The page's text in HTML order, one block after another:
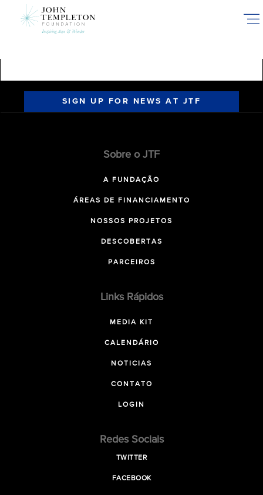
SIGN UP FOR NEWS AT JTF
Sobre o JTF
A FUNDAÇÃO
ÁREAS DE FINANCIAMENTO
NOSSOS PROJETOS
DESCOBERTAS
PARCEIROS
Links Rápidos
MEDIA KIT
CALENDÁRIO
NOTICIAS
CONTATO
LOGIN
Redes Sociais
TWITTER
FACEBOOK